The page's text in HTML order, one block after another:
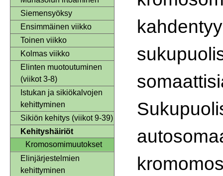
Siemensyöksy
Ensimmäinen viikko
Toinen viikko
Kolmas viikko
Elinten muotoutuminen
(viikot 3-8)
Istukan ja sikiökalvojen
kehittyminen
Sikiön kehitys (viikot 9-39)
Kehityshäiriöt
Kromosomimuutokset
Elinjärjestelmien
kehittyminen